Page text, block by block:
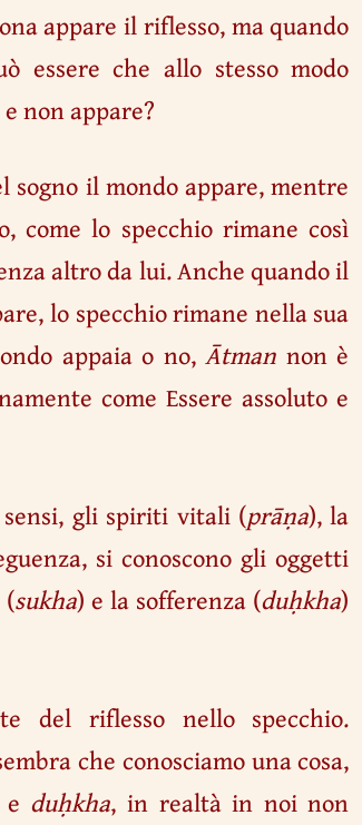
appare il riflesso, ma quando
che allo stesso modo
non appare?
sogno il mondo appare, mentre
come lo specchio rimane così
altro da lui. Anche quando il
lo specchio rimane nella sua
appaia o no,Ātman non è
come Essere assoluto e
gli spiriti vitali (prāṇa), la
si conoscono gli oggetti
(sukha) e la sofferenza (duḥkha)
del riflesso nello specchio.
che conosciamo una cosa,
e duḥkha, in realtà in noi non